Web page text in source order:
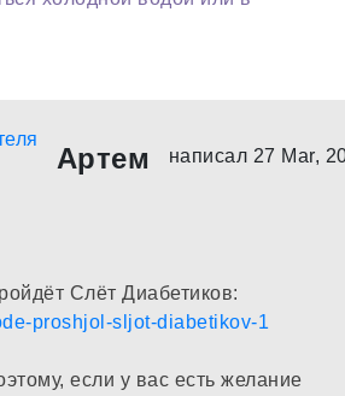
Артем написал 27 Mar,
Слёт Диабетиков:
proshjol-sljot-diabetikov-1
если у вас есть желание